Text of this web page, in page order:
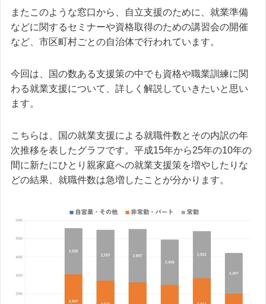
またこのような窓口から、自立支援のために、就業準備
などに関するセミナーや資格取得のための講習会の開催
など、市区町村ごとの自治体で行われています。
今回は、国の数ある支援策の中でも資格や職業訓練に関
わる就業支援について、詳しく解説していきたいと思い
ます。
こちらは、国の就業支援による就職件数とその内訳の年
次推移を表したグラフです。平成15年から25年の10年の
間に新たにひとり親家庭への就業支援策を増やしたりな
どの結果、就職件数は急増したことが分かります。